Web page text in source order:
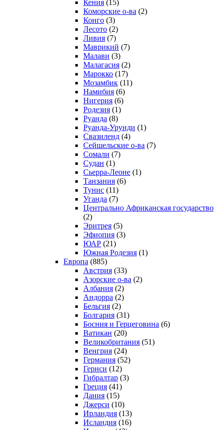
Кения (15)
Коморские о-ва (2)
Конго (3)
Лесото (2)
Ливия (7)
Маврикий (7)
Малави (3)
Малагасия (2)
Марокко (17)
Мозамбик (11)
Намибия (6)
Нигерия (6)
Родезия (1)
Руанда (8)
Руанда-Урунди (1)
Свазиленд (4)
Сейшельские о-ва (7)
Сомали (7)
Судан (1)
Сьерра-Леоне (1)
Танзания (6)
Тунис (11)
Уганда (7)
Центрально Африканская государство
(2)
Эритрея (5)
Эфиопия (3)
ЮАР (21)
Южная Родезия (1)
Европа (885)
Австрия (33)
Азорские о-ва (2)
Албания (2)
Андорра (2)
Бельгия (2)
Болгария (31)
Босния и Герцеговина (6)
Ватикан (20)
Великобритания (51)
Венгрия (24)
Германия (52)
Гернси (12)
Гибралтар (3)
Греция (41)
Дания (15)
Джерси (10)
Ирландия (13)
Исландия (16)